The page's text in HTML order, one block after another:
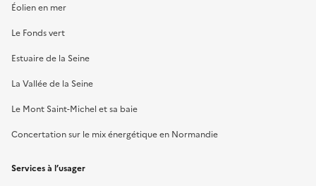
Éolien en mer
Le Fonds vert
Estuaire de la Seine
La Vallée de la Seine
Le Mont Saint-Michel et sa baie
Concertation sur le mix énergétique en Normandie
Services à l’usager